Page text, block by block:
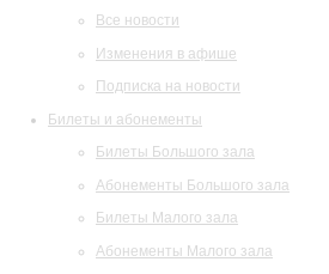
Все новости
Изменения в афише
Подписка на новости
Билеты и абонементы
Билеты Большого зала
Абонементы Большого зала
Билеты Малого зала
Абонементы Малого зала